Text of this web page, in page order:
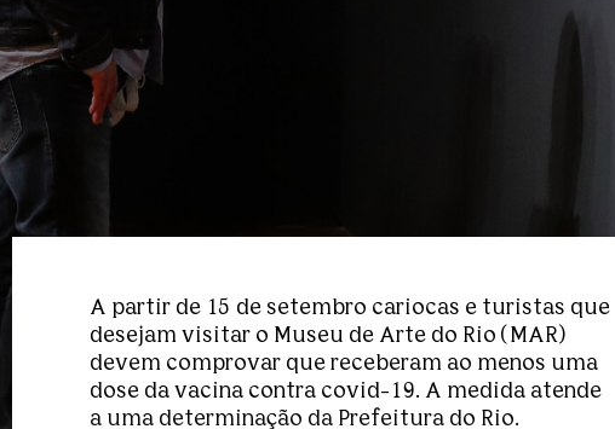
A partir de 15 de setembro cariocas e turistas que
desejam visitar o Museu de Arte do Rio (MAR)
devem comprovar que receberam ao menos uma
dose da vacina contra covid-19. A medida atende
a uma determinação da Prefeitura do Rio.